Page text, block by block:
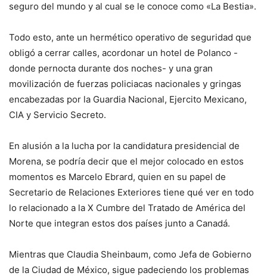
seguro del mundo y al cual se le conoce como «La Bestia».
Todo esto, ante un hermético operativo de seguridad que
obligó a cerrar calles, acordonar un hotel de Polanco -
donde pernocta durante dos noches- y una gran
movilización de fuerzas policiacas nacionales y gringas
encabezadas por la Guardia Nacional, Ejercito Mexicano,
CIA y Servicio Secreto.
En alusión a la lucha por la candidatura presidencial de
Morena, se podría decir que el mejor colocado en estos
momentos es Marcelo Ebrard, quien en su papel de
Secretario de Relaciones Exteriores tiene qué ver en todo
lo relacionado a la X Cumbre del Tratado de América del
Norte que integran estos dos países junto a Canadá.
Mientras que Claudia Sheinbaum, como Jefa de Gobierno
de la Ciudad de México, sigue padeciendo los problemas